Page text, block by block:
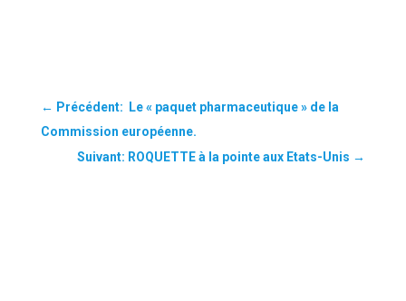
← Précédent: Le « paquet pharmaceutique » de la
Commission européenne.
Suivant: ROQUETTE à la pointe aux Etats-Unis →